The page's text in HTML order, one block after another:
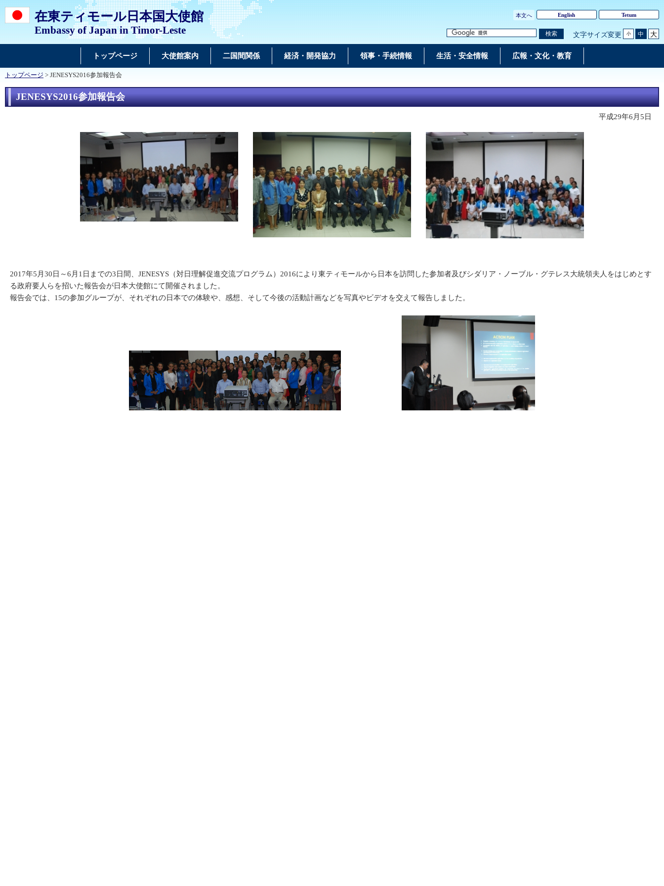
在東ティモール日本国大使館
Embassy of Japan in Timor-Leste
本文へ English Tetum
検索 文字サイズ変更 小 中 大
トップページ 大使館案内 二国間関係 経済・開発協力 領事・手続情報 生活・安全情報 広報・文化・教育
トップページ > JENESYS2016参加報告会
JENESYS2016参加報告会
平成29年6月5日
2017年5月30日～6月1日までの3日間、JENESYS（対日理解促進交流プログラム）2016により東ティモールから日本を訪問した参加者及びシダリア・ノーブル・グテレス大統領夫人をはじめとす
る政府要人らを招いた報告会が日本大使館にて開催されました。
報告会では、15の参加グループが、それぞれの日本での体験や、感想、そして今後の活動計画などを写真やビデオを交えて報告しました。